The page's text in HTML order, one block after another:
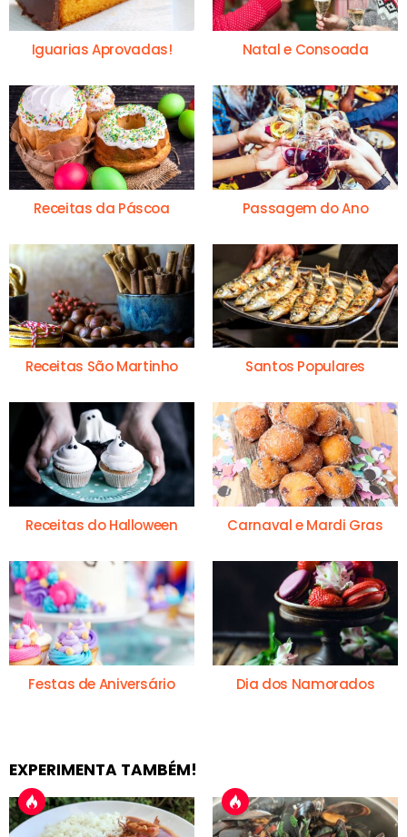
Iguarias Aprovadas! Natal e Consoada
Receitas da Páscoa Passagem do Ano
Receitas São Martinho Santos Populares
Receitas do Halloween Carnaval e Mardi Gras
Festas de Aniversário Dia dos Namorados
EXPERIMENTA TAMBÉM!